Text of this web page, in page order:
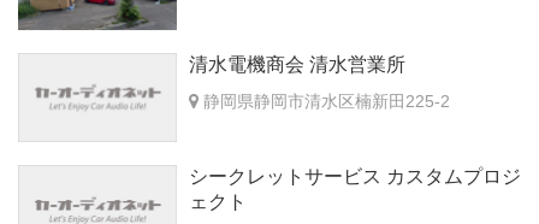
清水電機商会 清水営業所
静岡県静岡市清水区楠新田225-2
シークレットサービス カスタムプロジ
ェクト